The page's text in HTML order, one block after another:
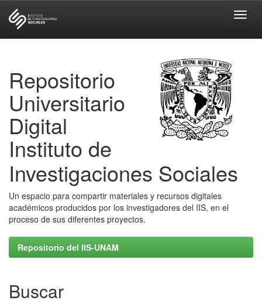
Repositorio
Universitario
Digital
Instituto de
Investigaciones Sociales
Un espacio para compartir materiales y recursos digitales
académicos producidos por los investigadores del IIS, en el
proceso de sus diferentes proyectos.
Repositorio del IIS-UNAM
Buscar